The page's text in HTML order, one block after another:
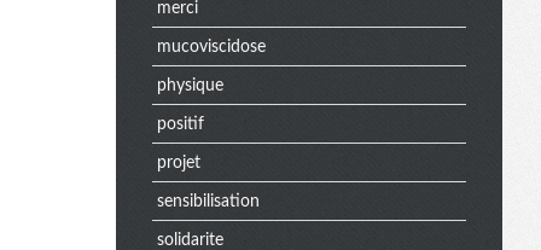
merci
mucoviscidose
physique
positif
projet
sensibilisation
solidarite